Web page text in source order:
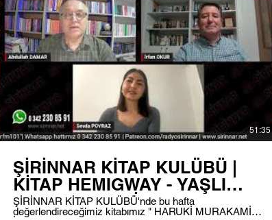
#ŞirinnarKitapKulübü #Podcast #Kitapkurdu
#Kitapkulübü #Okumak #lijuan #yazar
51:35
ŞİRİNNAR KİTAP KULÜBÜ |
KİTAP HEMIGWAY - YAŞLI
ADAM VE DENİZ
ŞİRİNNAR KİTAP KULÜBÜ'nde bu hafta
değerlendireceğimiz kitabımız " HARUKİ MURAKAMİ -